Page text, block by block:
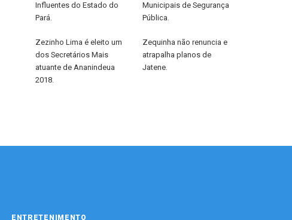
Influentes do Estado do
Pará.
Municipais de Segurança
Pública.
Zezinho Lima é eleito um
dos Secretários Mais
atuante de Ananindeua
2018.
Zequinha não renuncia e
atrapalha planos de
Jatene.
ENTRETENIMENTO